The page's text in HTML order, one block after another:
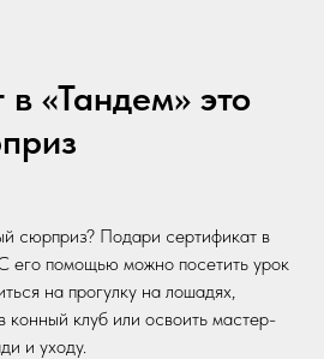
«Тандем» это
сюрприз? Подари сертификат в
его помощью можно посетить урок
на прогулку на лошадях,
конный клуб или освоить мастер-
и уходу.